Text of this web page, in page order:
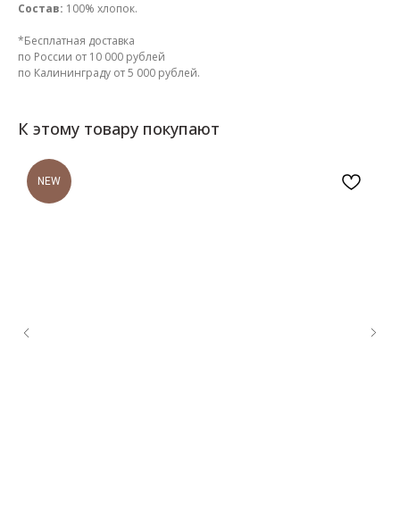
Состав: 100% хлопок.
*Бесплатная доставка
по России от 10 000 рублей
по Калининграду от 5 000 рублей.
К этому товару покупают
NEW